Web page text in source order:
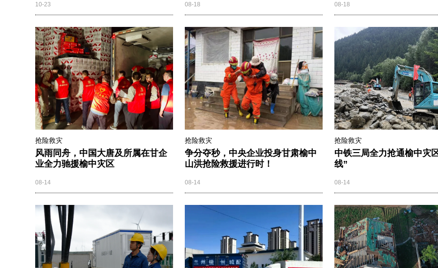
10-23 08-18 08-18
抢险救灾
风雨同舟，中国大唐及所属在甘企
业全力驰援榆中灾区
08-14
抢险救灾
争分夺秒，中央企业投身甘肃榆中
山洪抢险救援进行时！
08-14
抢险救灾
中铁三局全力抢通榆中灾
线”
08-14